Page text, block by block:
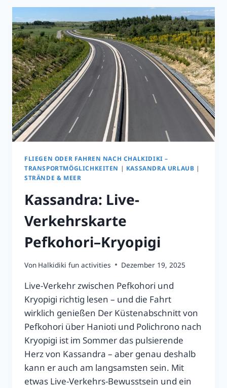
AMMOS
2026
–
WARUM
EINHEIMISCHE
SIE
LIEBEN
FLIEGEN ODER FAHREN NACH CHALKIDIKI –
TRANSPORTMÖGLICHKEITEN | KASSANDRA URLAUB |
STRÄNDE & MEER
Kassandra: Live-
Verkehrskarte
Pefkohori–Kryopigi
Von Halkidiki fun activities Dezember 19, 2025
Live-Verkehr zwischen Pefkohori und
Kryopigi richtig lesen – und die Fahrt
wirklich genießen Der Küstenabschnitt von
Pefkohori über Hanioti und Polichrono nach
Kryopigi ist im Sommer das pulsierende
Herz von Kassandra – aber genau deshalb
kann er auch am langsamsten sein. Mit
etwas Live-Verkehrs-Bewusstsein und ein